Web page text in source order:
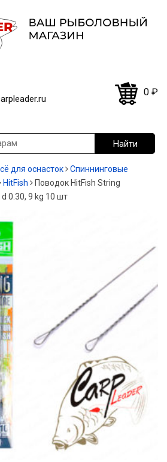
0 ₽
для оснасток
Спиннинговые
HitFish
Поводок HitFish String
0.30, 9 kg 10 шт